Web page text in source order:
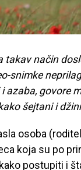
takav način
snimke
govore
šejtani i
osoba
koja su po
postupiti i